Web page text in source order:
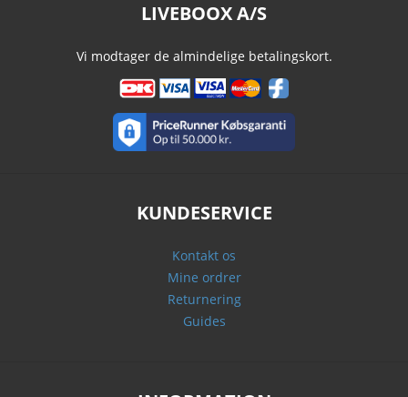
LIVEBOOX A/S
Vi modtager de almindelige betalingskort.
KUNDESERVICE
Kontakt os
Mine ordrer
Returnering
Guides